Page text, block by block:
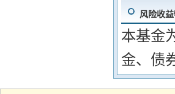
风险收
本基金
金、债